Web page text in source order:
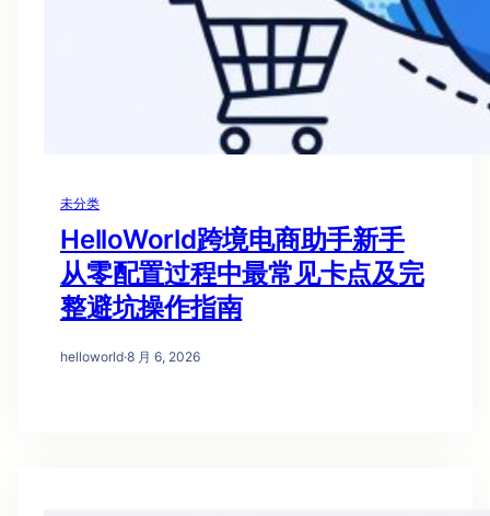
未分类
HelloWorld跨境电商助手新手
从零配置过程中最常见卡点及完
整避坑操作指南
helloworld·8 月 6, 2026